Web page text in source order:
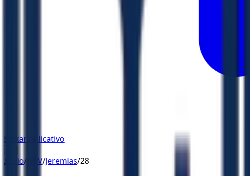
Baixar Aplicativo
Início/ NBV/Jeremias/28